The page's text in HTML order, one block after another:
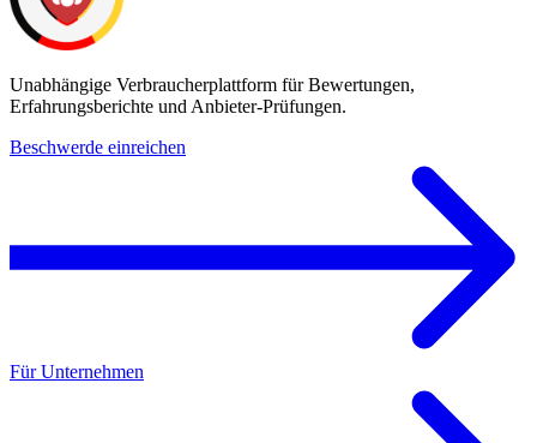
Unabhängige Verbraucherplattform für Bewertungen,
Erfahrungsberichte und Anbieter-Prüfungen.
Beschwerde einreichen
Für Unternehmen